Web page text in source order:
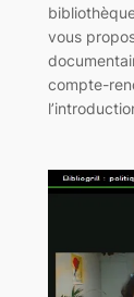
vous
compte-